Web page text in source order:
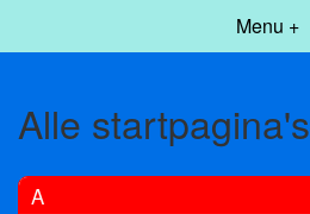
Menu +
Alle startpagina's
A